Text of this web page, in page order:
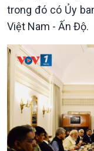
trong đó có Ủy
Việt Nam - Ấn Độ.